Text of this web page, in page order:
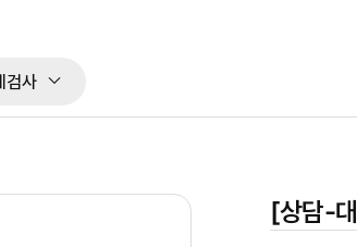
검사
[상담-